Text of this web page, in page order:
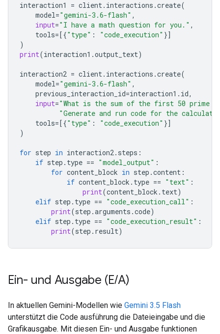
interaction1 = client. interactions .create(
model="gemini-3.6-flash" ,
input="I have a math question for you." ,
tools=[{"type" : "code_execution" }]
)
print(interaction1 .output_text)
interaction2 = client. interactions .create(
model="gemini-3.6-flash" ,
previous_interaction_id=interaction1 . id,
input="What is the sum of the first 50 prime
"Generate and run code for the
tools=[{"type" : "code_execution" }]
)
for step in interaction2. steps :
if step . type == "model_output" :
for content_block in step .content :
if content_block . type == "text" :
print(content_block . text)
elif step . type == "code_execution_call" :
print(step .arguments .code)
elif step . type == "code_execution_result" :
print(step . result)
Ein- und Ausgabe (E/A)
In aktuellen Gemini-Modellen wie Gemini 3.5 Flash
unterstützt die Code ausführung die Dateieingabe und die
Grafikausgabe. Mit diesen Ein- und Ausgabe funktionen